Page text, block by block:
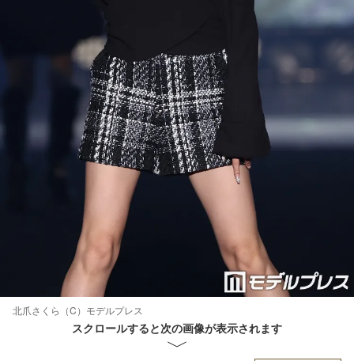
北爪さくら（C）モデルプレス
スクロールすると次の画像が表示されます